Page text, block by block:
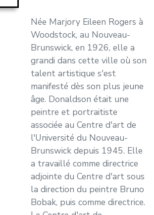
Née Marjory Eileen Rogers à
Woodstock, au Nouveau-
Brunswick, en 1926, elle a
grandi dans cette ville où son
talent artistique s'est
manifesté dès son plus jeune
âge. Donaldson était une
peintre et portraitiste
associée au Centre d'art de
l'Université du Nouveau-
Brunswick depuis 1945. Elle
a travaillé comme directrice
adjointe du Centre d'art sous
la direction du peintre Bruno
Bobak, puis comme directrice.